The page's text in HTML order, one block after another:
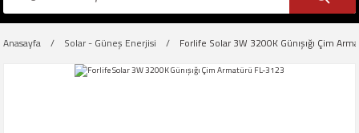
Anasayfa Solar - Güneş Enerjisi Forlife Solar 3W 3200K Günışığı Çim